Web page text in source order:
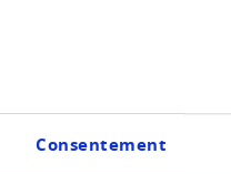
Consentement